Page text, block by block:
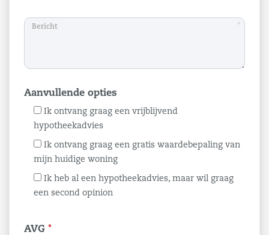
*
Aanvullende opties
Ik ontvang graag een vrijblijvend
hypotheekadvies
Ik ontvang graag een gratis waardebepaling van
mijn huidige woning
Ik heb al een hypotheekadvies, maar wil graag
een second opinion
AVG *